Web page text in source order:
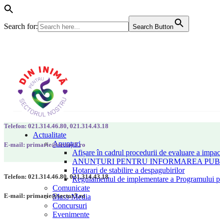
Search for: Search Button
Actualitate
Anunțuri
Afișare în cadrul procedurii de evaluare a
ANUNȚURI PENTRU INFORMAREA
Hotarari de stabilire a despagubirilor
Regulamentul de implementare a Programului
Comunicate
Mass-Media
Concursuri
Evenimente
Telefon: 021.314.46.80, 021.314.43.18
E-mail: primarie@sector5.ro
Telefon: 021.314.46.80, 021.314.43.18
E-mail: primarie@sector5.ro